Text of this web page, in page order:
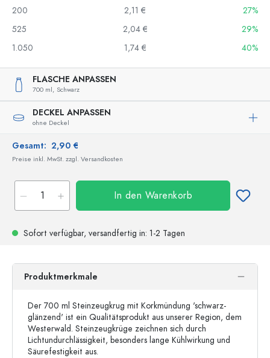
200
2,11 €
27%
525
2,04 €
29%
1.050
1,74 € 40%
FLASCHE ANPASSEN
700 ml, Schwarz
DECKEL ANPASSEN
ohne Deckel
Gesamt: 2,90 €
Preise inkl. MwSt. zzgl. Versandkosten
In den Warenkorb
Sofort verfügbar, versandfertig in: 1-2 Tagen
Produktmerkmale
Der 700 ml Steinzeugkrug mit Korkmündung 'schwarz-
glänzend' ist ein Qualitätsprodukt aus unserer Region, dem
Westerwald. Steinzeugkrüge zeichnen sich durch
Lichtundurchlässigkeit, besonders lange Kühlwirkung und
Säurefestigkeit aus.